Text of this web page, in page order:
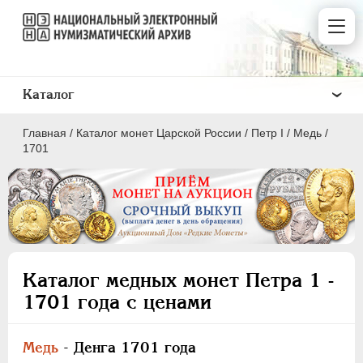
Главная / Каталог монет Царской России / Пeтр I / Медь /
1701
Каталог медных монет Петра 1 -
1701 года с ценами
Медь - Денга 1701 года
Каталог
ПEТР I 1699 - 1725
ПЕТР II 1727-1729
АННА ИОАННОВНА 1730-1740
ЕЛИЗАВЕТА 1741-1762